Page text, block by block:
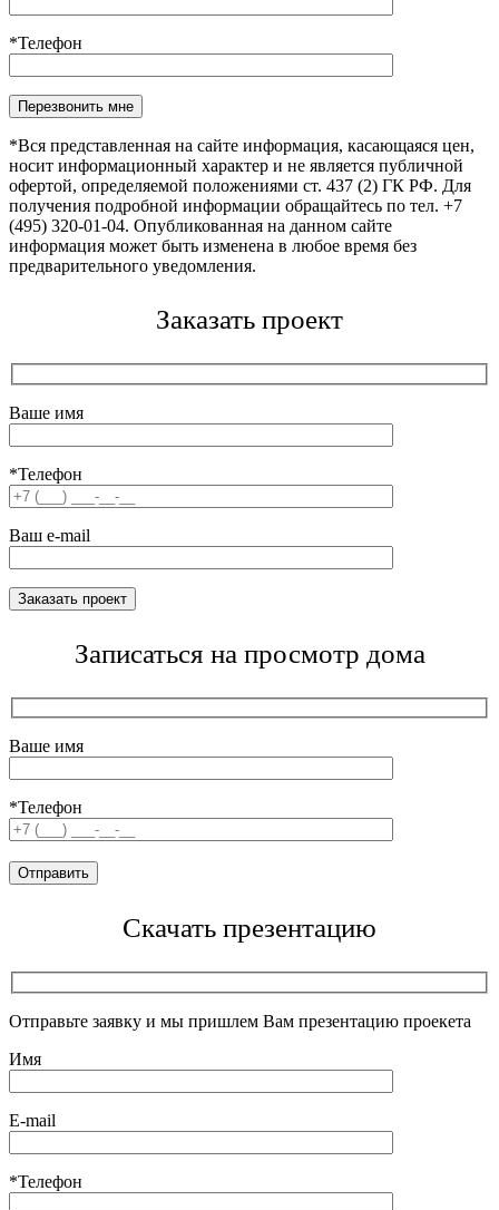
*Телефон
Оставьте это поле пустым.
*Вся представленная на сайте информация, касающаяся цен,
носит информационный характер и не является публичной
офертой, определяемой положениями ст. 437 (2) ГК РФ. Для
получения подробной информации обращайтесь по тел. +7
(495) 320-01-04. Опубликованная на данном сайте
информация может быть изменена в любое время без
предварительного уведомления.
Заказать проект
Ваше имя
*Телефон
Ваш e-mail
Записаться на просмотр дома
Ваше имя
*Телефон
Скачать презентацию
Отправьте заявку и мы пришлем Вам презентацию проекета
Имя
E-mail
*Телефон